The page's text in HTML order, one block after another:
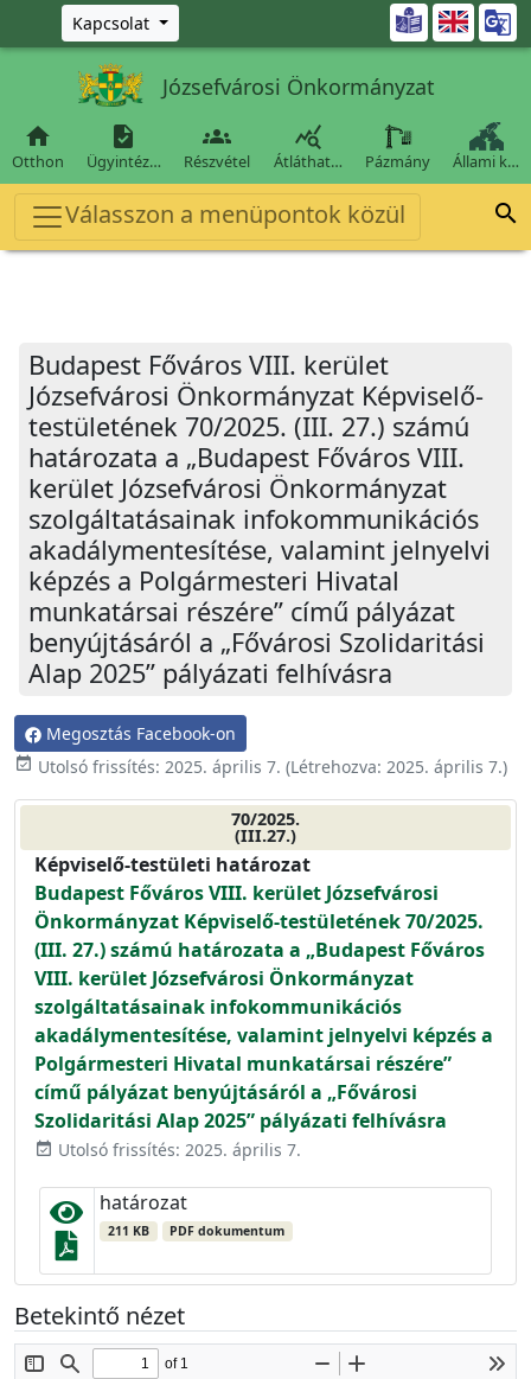
Ugrás a fő tartalomra
Kapcsolat 
Józsefvárosi Önkormányzat

Otthon

Ügyintéz…

Részvétel

Átláthat… Pázmány Állami k…
Válasszon a menüpontok közül 
Budapest Főváros VIII. kerület
Józsefvárosi Önkormányzat Képviselő-
testületének 70/2025. (III. 27.) számú
határozata a „Budapest Főváros VIII.
kerület Józsefvárosi Önkormányzat
szolgáltatásainak infokommunikációs
akadálymentesítése, valamint jelnyelvi
képzés a Polgármesteri Hivatal
munkatársai részére” című pályázat
benyújtásáról a „Fővárosi Szolidaritási
Alap 2025” pályázati felhívásra
Megosztás Facebook-on
event_available Utolsó frissítés: 2025. április 7. (Létrehozva: 2025. április 7.)
70/2025.
(III.27.)
Képviselő-testületi határozat
Budapest Főváros VIII. kerület Józsefvárosi
Önkormányzat Képviselő-testületének 70/2025.
(III. 27.) számú határozata a „Budapest Főváros
VIII. kerület Józsefvárosi Önkormányzat
szolgáltatásainak infokommunikációs
akadálymentesítése, valamint jelnyelvi képzés a
Polgármesteri Hivatal munkatársai részére”
című pályázat benyújtásáról a „Fővárosi
Szolidaritási Alap 2025” pályázati felhívásra
event_available Utolsó frissítés: 2025. április 7.
határozat
211 KB PDF dokumentum
Betekintő nézet